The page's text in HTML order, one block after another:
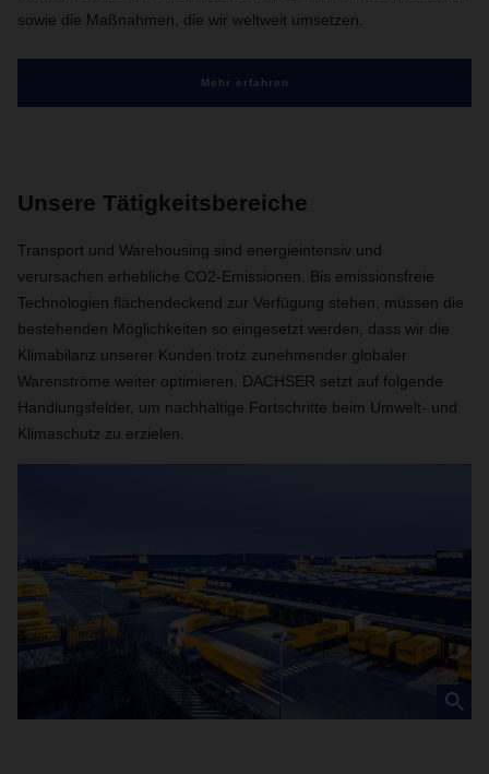
sowie die Maßnahmen, die wir weltweit umsetzen.
Mehr erfahren
Unsere Tätigkeitsbereiche
Transport und Warehousing sind energieintensiv und
verursachen erhebliche CO2-Emissionen. Bis emissionsfreie
Technologien flächendeckend zur Verfügung stehen, müssen die
bestehenden Möglichkeiten so eingesetzt werden, dass wir die
Klimabilanz unserer Kunden trotz zunehmender globaler
Warenströme weiter optimieren. DACHSER setzt auf folgende
Handlungsfelder, um nachhaltige Fortschritte beim Umwelt- und
Klimaschutz zu erzielen.